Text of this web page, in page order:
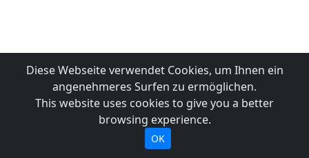
Diese Webseite verwendet Cookies, um Ihnen ein
angenehmeres Surfen zu ermöglichen.
This website uses cookies to give you a better
browsing experience.
OK